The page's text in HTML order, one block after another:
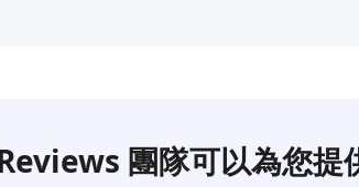
團隊可以為您提